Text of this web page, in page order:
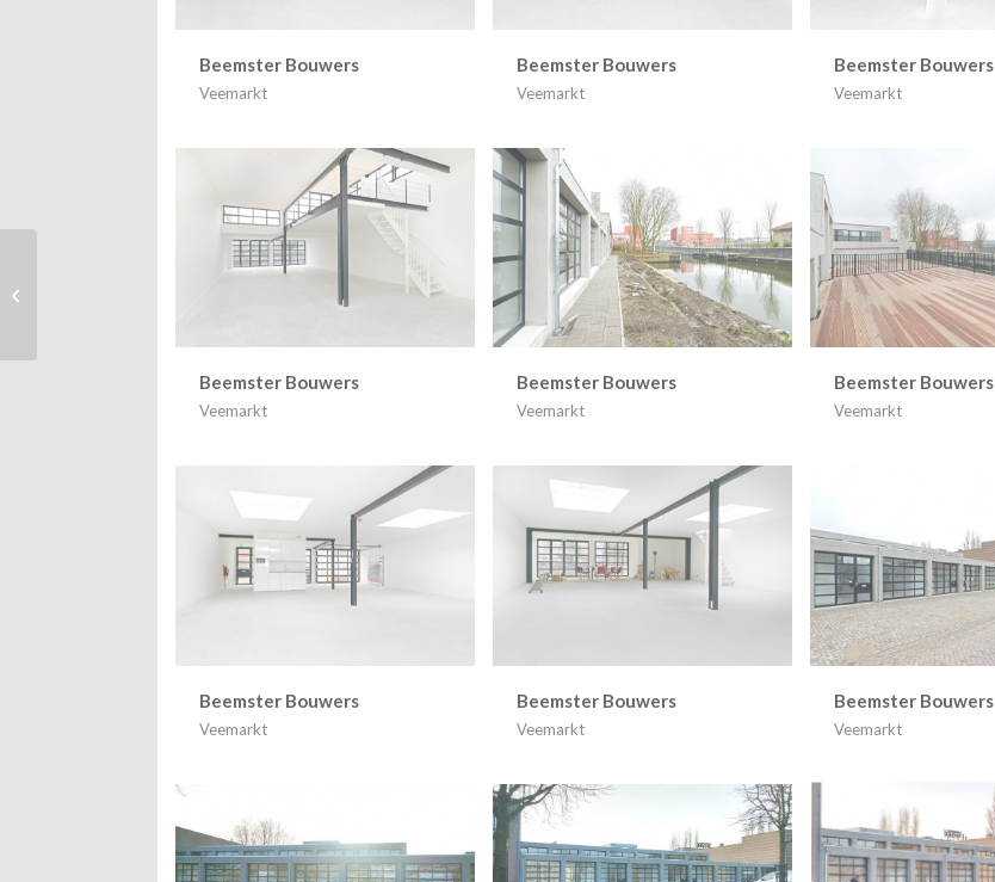
Beemster Bouwers
Veemarkt
Beemster Bouwers
Veemarkt
Beemster Bouwers
Veemarkt
Beemster Bouwers
Veemarkt
Beemster Bouwers
Veemarkt
Beemster Bouwers
Veemarkt
Beemster Bouwers
Veemarkt
Beemster Bouwers
Veemarkt
Beemster Bouwers
Veemarkt